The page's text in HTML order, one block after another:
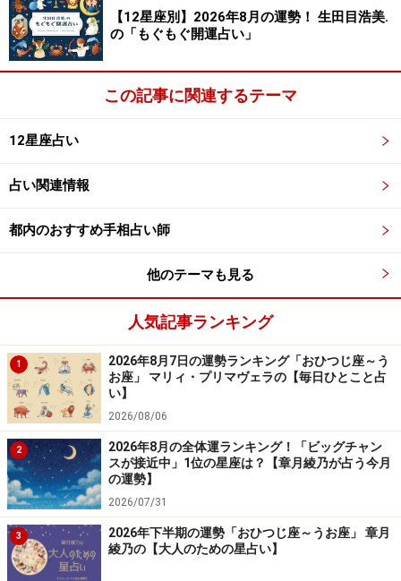
2024年3月7日の運勢「ふたご座」
大風呂敷にツキ。自信がなくても「できないこともでき
る！」と言い張ろう。
＞【今週の運勢】はこちら
＞【2024年上半期の運勢】はこちら
かに座（6月22日～7月22日生まれ）
2024年3月7日の運勢「かに座」
目上の人に逆らってもいいことなし。素直に従うように
すると光が。
＞【今週の運勢】はこちら
＞【2024年上半期の運勢】はこちら
【12星座別】2026年8月の運勢！ 生田目浩美.
の「もぐもぐ開運占い」
この記事に関連するテーマ
12星座占い
占い関連情報
都内のおすすめ手相占い師
他のテーマも見る
人気記事ランキング
1
2026年8月7日の運勢ランキング「おひつじ座～う
お座」 マリィ・プリマヴェラの【毎日ひとこと占
い】
2026/08/06
2
2026年8月の全体運ランキング！「ビッグチャン
スが接近中」1位の星座は？【章月綾乃が占う今月
の運勢】
2026/07/31
3
2026年下半期の運勢「おひつじ座～うお座」 章月
綾乃の【大人のための星占い】